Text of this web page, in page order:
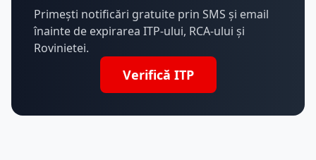
Primești notificări gratuite prin SMS și email
înainte de expirarea ITP-ului, RCA-ului și
Rovinietei.
Verifică ITP